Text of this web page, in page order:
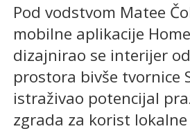
Pod vodstvom Matee
mobilne aplikacije
dizajnirao se interijer
prostora bivše tvornice
istraživao potencijal
zgrada za korist